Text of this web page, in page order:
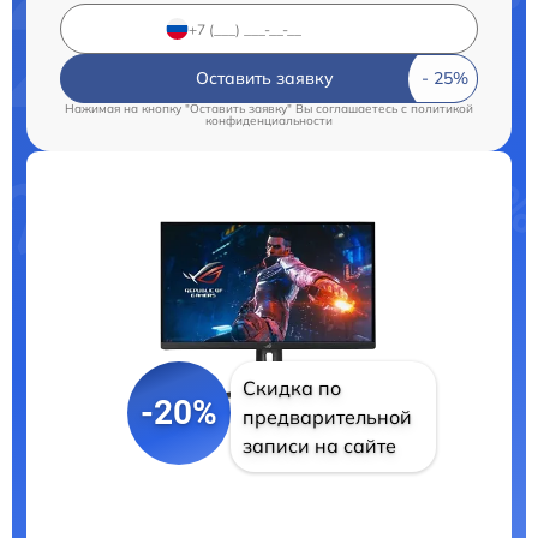
Оставить заявку
Нажимая на кнопку "Оставить заявку" Вы соглашаетесь c политикой
конфиденциальности
-20%
Скидка по
предварительной
записи на сайте